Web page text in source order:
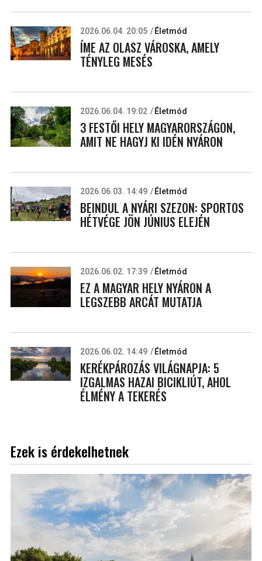
2026.06.04. 20:05 Életmód
ÍME AZ OLASZ VÁROSKA, AMELY
TÉNYLEG MESÉS
2026.06.04. 19:02 Életmód
3 FESTŐI HELY MAGYARORSZÁGON,
AMIT NE HAGYJ KI IDÉN NYÁRON
2026.06.03. 14:49 Életmód
BEINDUL A NYÁRI SZEZON: SPORTOS
HÉTVÉGE JÖN JÚNIUS ELEJÉN
2026.06.02. 17:39 Életmód
EZ A MAGYAR HELY NYÁRON A
LEGSZEBB ARCÁT MUTATJA
2026.06.02. 14:49 Életmód
KERÉKPÁROZÁS VILÁGNAPJA: 5
IZGALMAS HAZAI BICIKLIÚT, AHOL
ÉLMÉNY A TEKERÉS
Ezek is érdekelhetnek